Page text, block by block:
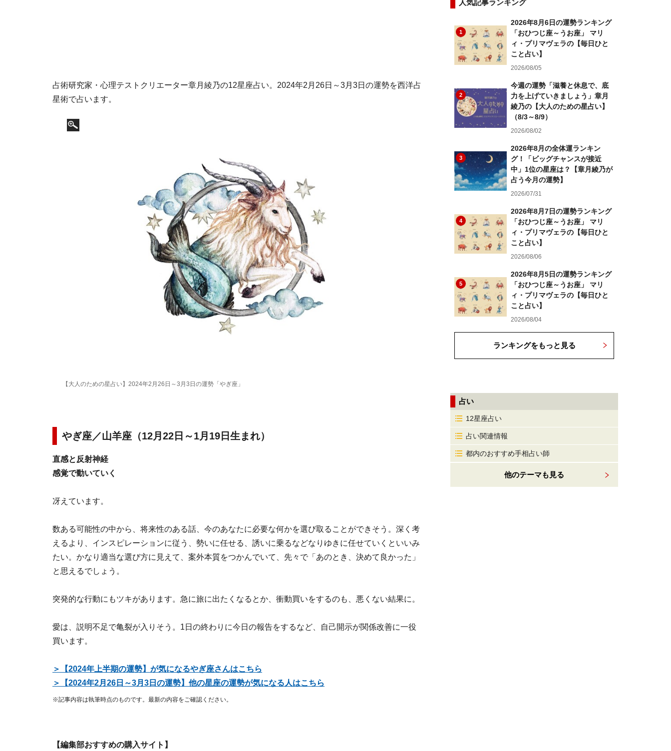
占術研究家・心理テストクリエーター章月綾乃の12星座占い。2024年2月26日～3月3日の運勢を西洋占
星術で占います。
【大人のための星占い】2024年2月26日～3月3日の運勢「やぎ座」
やぎ座／山羊座（12月22日～1月19日生まれ）
直感と反射神経
感覚で動いていく
冴えています。
数ある可能性の中から、将来性のある話、今のあなたに必要な何かを選び取ることができそう。深く考
えるより、インスピレーションに従う、勢いに任せる、誘いに乗るなどなりゆきに任せていくといいみ
たい。かなり適当な選び方に見えて、案外本質をつかんでいて、先々で「あのとき、決めて良かった」
と思えるでしょう。
突発的な行動にもツキがあります。急に旅に出たくなるとか、衝動買いをするのも、悪くない結果に。
愛は、説明不足で亀裂が入りそう。1日の終わりに今日の報告をするなど、自己開示が関係改善に一役
買います。
＞【2024年上半期の運勢】が気になるやぎ座さんはこちら
＞【2024年2月26日～3月3日の運勢】他の星座の運勢が気になる人はこちら
※記事内容は執筆時点のものです。最新の内容をご確認ください。
【編集部おすすめの購入サイト】
人気記事ランキング
1
2026年8月6日の運勢ランキング
「おひつじ座～うお座」 マリ
ィ・プリマヴェラの【毎日ひと
こと占い】
2026/08/05
2
今週の運勢「滋養と休息で、底
力を上げていきましょう」章月
綾乃の【大人のための星占い】
（8/3～8/9）
2026/08/02
3
2026年8月の全体運ランキン
グ！「ビッグチャンスが接近
中」1位の星座は？【章月綾乃が
占う今月の運勢】
2026/07/31
4
2026年8月7日の運勢ランキング
「おひつじ座～うお座」 マリ
ィ・プリマヴェラの【毎日ひと
こと占い】
2026/08/06
5
2026年8月5日の運勢ランキング
「おひつじ座～うお座」 マリ
ィ・プリマヴェラの【毎日ひと
こと占い】
2026/08/04
ランキングをもっと見る
占い
12星座占い
占い関連情報
都内のおすすめ手相占い師
他のテーマも見る